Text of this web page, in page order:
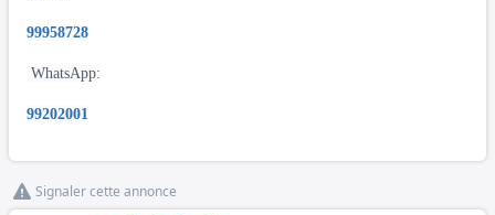
99958728
WhatsApp:
99202001
Signaler cette annonce